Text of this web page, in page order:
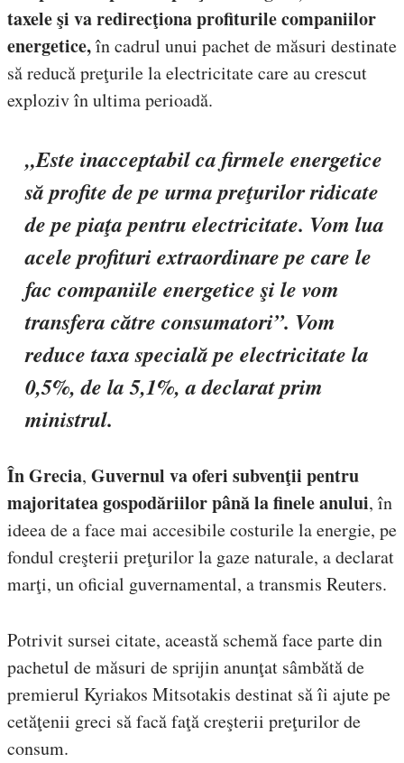
taxele şi va redirecţiona profiturile companiilor
energetice,în cadrul unui pachet de măsuri destinate
să reducă preţurile la electricitate care au crescut
exploziv în ultima perioadă.
„Este inacceptabil ca firmele energetice
să profite de pe urma preţurilor ridicate
de pe piaţa pentru electricitate. Vom lua
acele profituri extraordinare pe care le
fac companiile energetice şi le vom
transfera către consumatori”. Vom
reduce taxa specială pe electricitate la
0,5%, de la 5,1%, a declarat prim
ministrul.
În Grecia, Guvernul va oferi subvenţii pentru
majoritatea gospodăriilor până la finele anului, în
ideea de a face mai accesibile costurile la energie, pe
fondul creşterii preţurilor la gaze naturale, a declarat
marţi, un oficial guvernamental, a transmis Reuters.
Potrivit sursei citate, această schemă face parte din
pachetul de măsuri de sprijin anunţat sâmbătă de
premierul Kyriakos Mitsotakis destinat să îi ajute pe
cetăţenii greci să facă faţă creşterii preţurilor de
consum.